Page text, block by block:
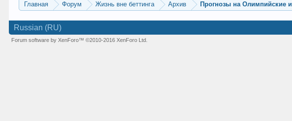
Главная Форум Жизнь вне беттинга Архив Прогнозы на Олимпийские
Russian (RU)
Forum software by XenForo™©2010-2016 XenForo Ltd.